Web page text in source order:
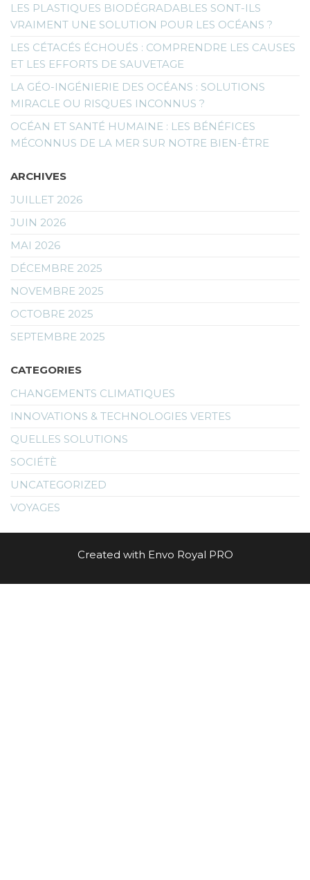
LES PLASTIQUES BIODÉGRADABLES SONT-ILS
VRAIMENT UNE SOLUTION POUR LES OCÉANS ?
LES CÉTACÉS ÉCHOUÉS : COMPRENDRE LES CAUSES
ET LES EFFORTS DE SAUVETAGE
LA GÉO-INGÉNIERIE DES OCÉANS : SOLUTIONS
MIRACLE OU RISQUES INCONNUS ?
OCÉAN ET SANTÉ HUMAINE : LES BÉNÉFICES
MÉCONNUS DE LA MER SUR NOTRE BIEN-ÊTRE
ARCHIVES
JUILLET 2026
JUIN 2026
MAI 2026
DÉCEMBRE 2025
NOVEMBRE 2025
OCTOBRE 2025
SEPTEMBRE 2025
CATEGORIES
CHANGEMENTS CLIMATIQUES
INNOVATIONS & TECHNOLOGIES VERTES
QUELLES SOLUTIONS
SOCIÉTÈ
UNCATEGORIZED
VOYAGES
Created with Envo Royal PRO